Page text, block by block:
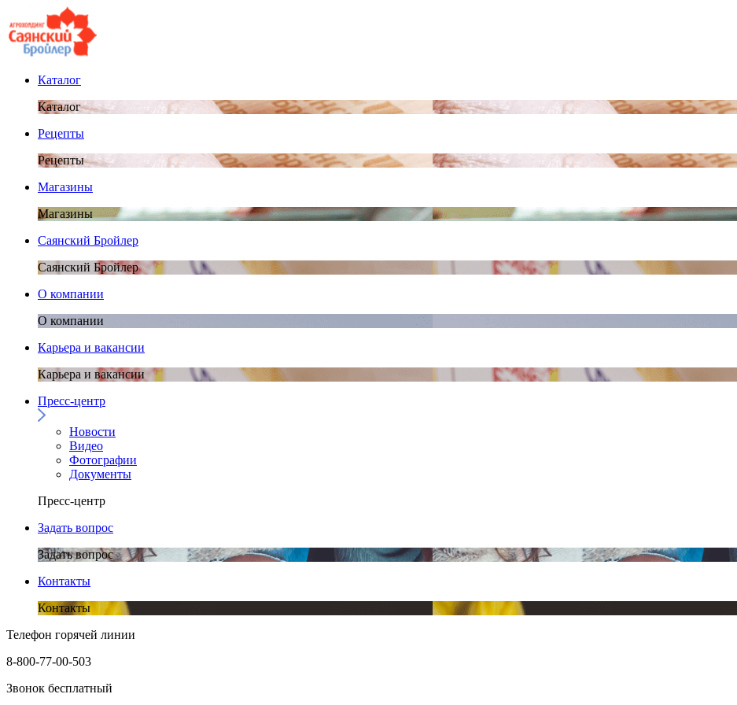
Каталог
Каталог
Рецепты
Рецепты
Магазины
Магазины
Саянский Бройлер
Саянский Бройлер
О компании
О компании
Карьера и вакансии
Карьера и вакансии
Пресс-центр
Новости
Видео
Фотографии
Документы
Пресс-центр
Задать вопрос
Задать вопрос
Контакты
Контакты
Телефон горячей линии
8-800-77-00-503
Звонок бесплатный